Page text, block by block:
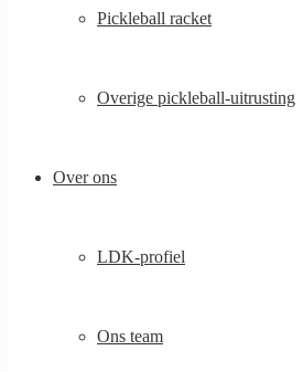
Pickleball racket
Overige pickleball-uitrusting
Over ons
LDK-profiel
Ons team